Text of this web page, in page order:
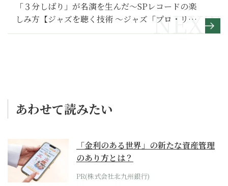
「３分しばり」が名演を生んだ～SPレコードの楽
しみ方【ジャズを聴く技術 〜ジャズ「プロ・リス
ナー」への道41】
あわせて読みたい
「金利のある世界」の新たな資産管理
のあり方とは？
PR(株式会社北九州銀行)